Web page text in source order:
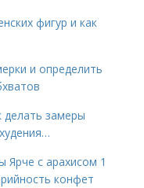
фигур и как
и определить
делать замеры
Ярче с арахисом 1
конфет